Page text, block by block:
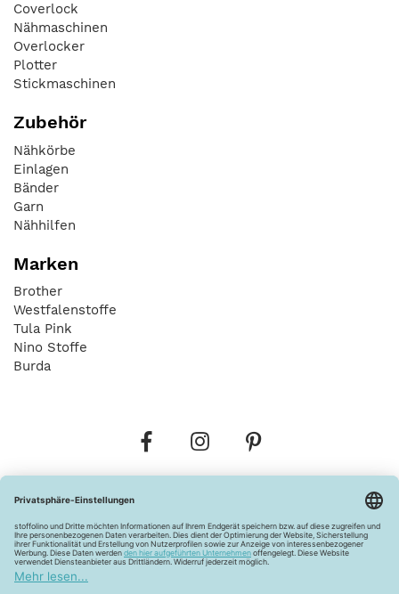
Coverlock
Nähmaschinen
Overlocker
Plotter
Stickmaschinen
Zubehör
Nähkörbe
Einlagen
Bänder
Garn
Nähhilfen
Marken
Brother
Westfalenstoffe
Tula Pink
Nino Stoffe
Burda
Widerrufsbelehrung Vertrag widerrufen
Barrierefreiheitserklärung